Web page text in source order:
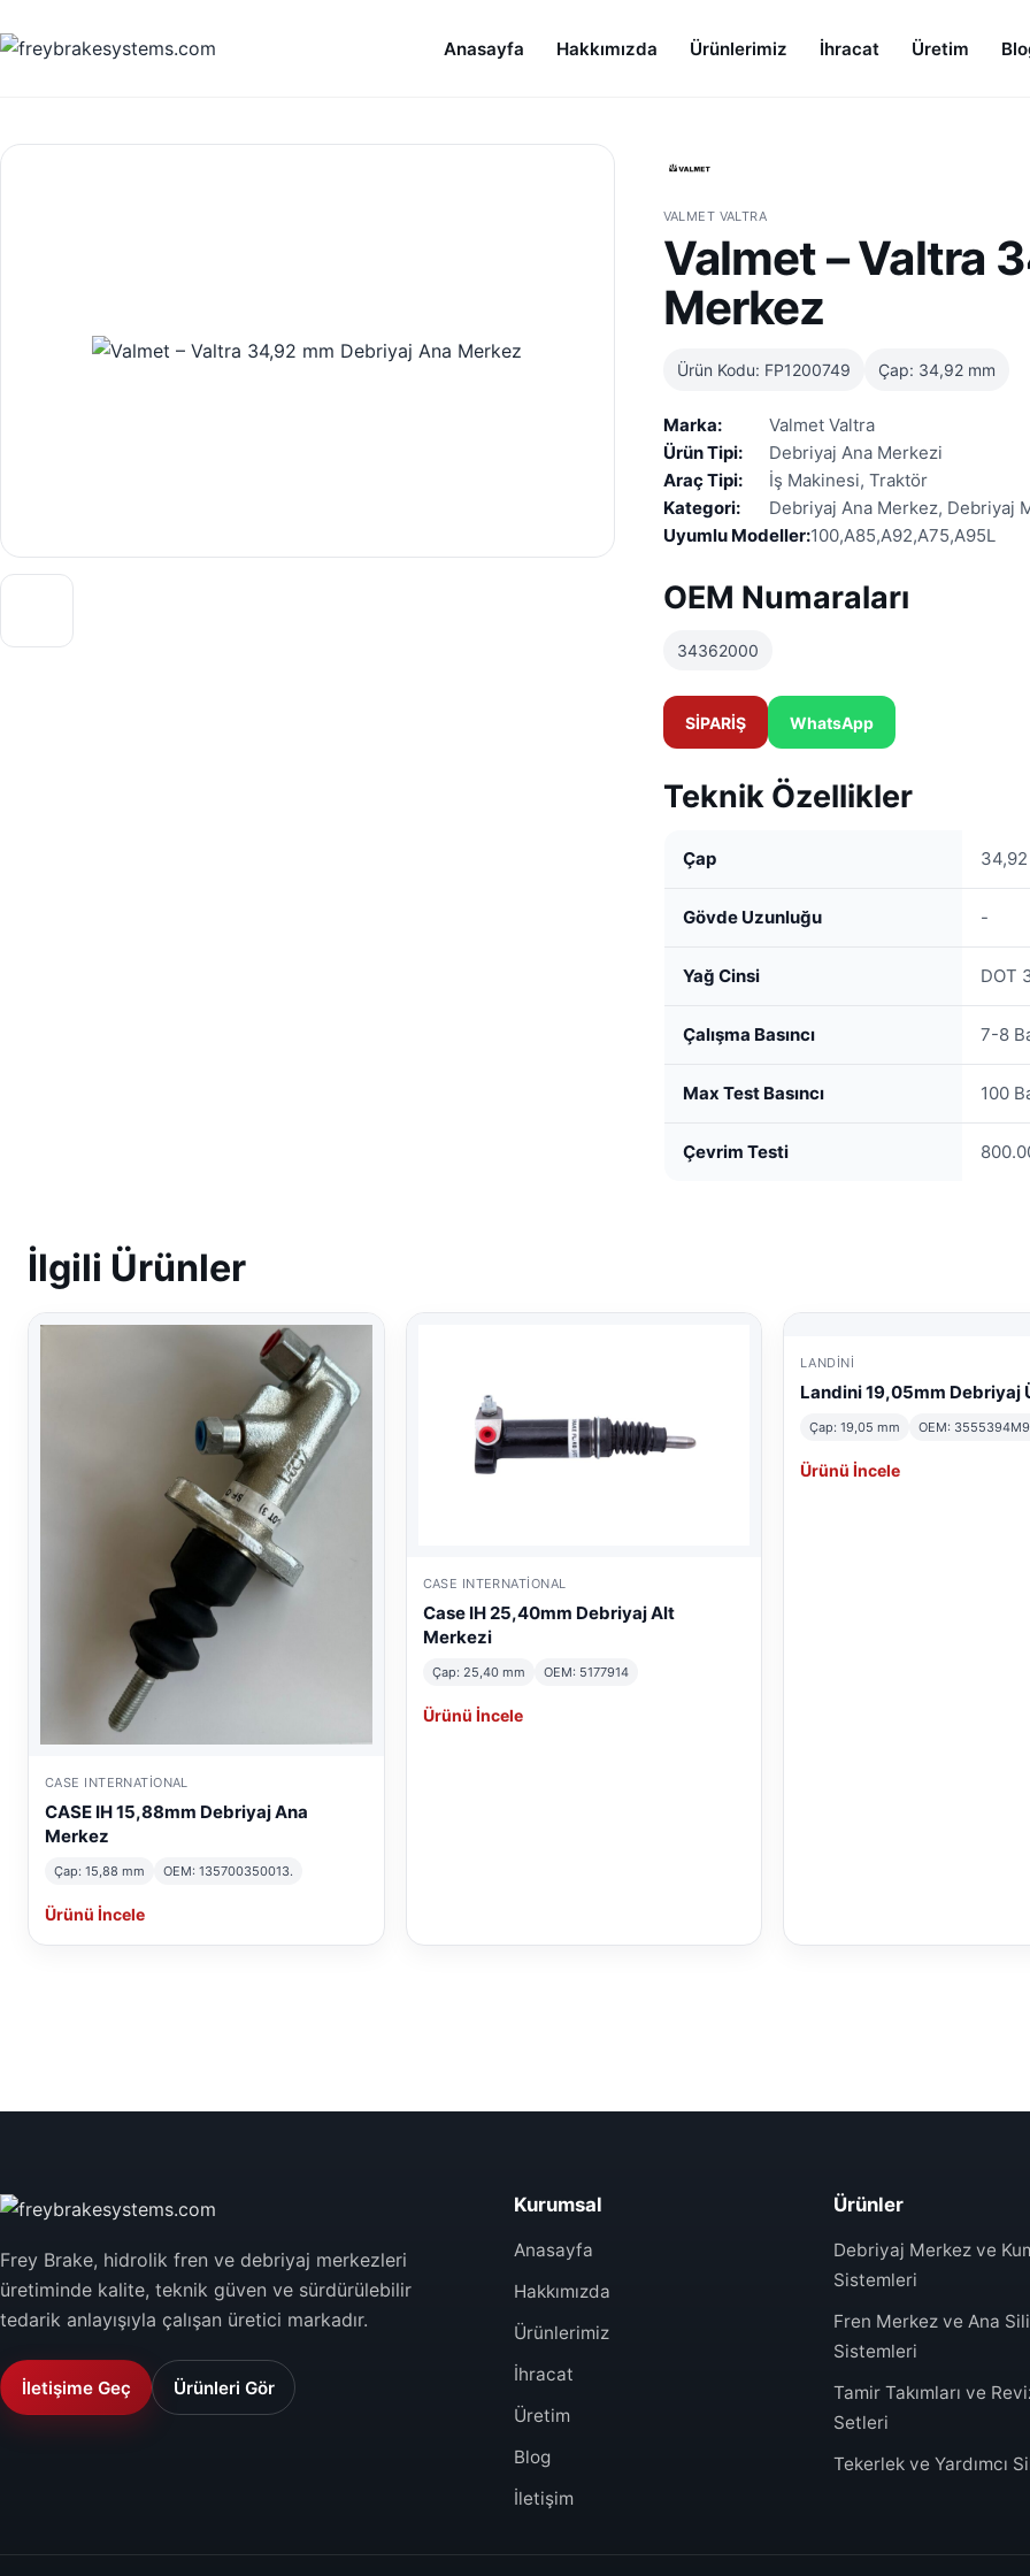
Anasayfa Hakkımızda Ürünlerimiz İhracat Üretim
VALMET VALTRA
Valmet – Valtra
Merkez
Ürün Kodu: FP1200749 Çap: 34,92 mm
Marka:
Valmet Valtra
Ürün Tipi:
Debriyaj Ana Merkezi
Araç Tipi:
İş Makinesi, Traktör
Kategori:
Debriyaj Ana Merkez, Debriyaj
Uyumlu Modeller:100,A85,A92,A75,A95L
OEM Numaraları
34362000
SİPARİŞ WhatsApp
Teknik Özellikler
Çap
Gövde Uzunluğu -
Yağ Cinsi DOT
Çalışma Basıncı 7-8
Max Test Basıncı 100
Çevrim Testi
İlgili Ürünler
CASE INTERNATIONAL
CASE IH 15,88mm Debriyaj Ana
Merkez
Çap: 15,88 mm OEM: 135700350013.
Ürünü İncele
CASE INTERNATIONAL
Case IH 25,40mm Debriyaj Alt
Merkezi
Çap: 25,40 mm OEM: 5177914
Ürünü İncele
LANDINI
Landini 19,05mm Debriyaj
Çap: 19,05 mm OEM:
Ürünü İncele
Frey Brake, hidrolik fren ve debriyaj merkezleri
üretiminde kalite, teknik güven ve sürdürülebilir
tedarik anlayışıyla çalışan üretici markadır.
İletişime Geç Ürünleri Gör
Kurumsal
Anasayfa
Hakkımızda
Ürünlerimiz
İhracat
Üretim
Blog
İletişim
Ürünler
Debriyaj Merkez ve
Sistemleri
Fren Merkez ve Ana
Sistemleri
Tamir Takımları ve
Setleri
Tekerlek ve Yardımcı